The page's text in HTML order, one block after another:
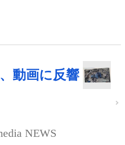
動画に反響
NEWS